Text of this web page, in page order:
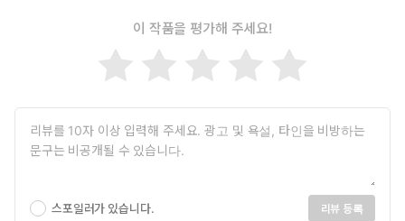
이 작품을 평가해 주세요!
스포일러가 있습니다. 리뷰 등록